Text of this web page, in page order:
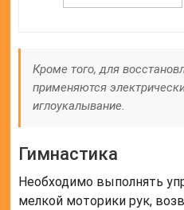
Кроме того, для
применяются
иглоукалывание.
Гимнастика
Необходимо выполнять
мелкой моторики рук,